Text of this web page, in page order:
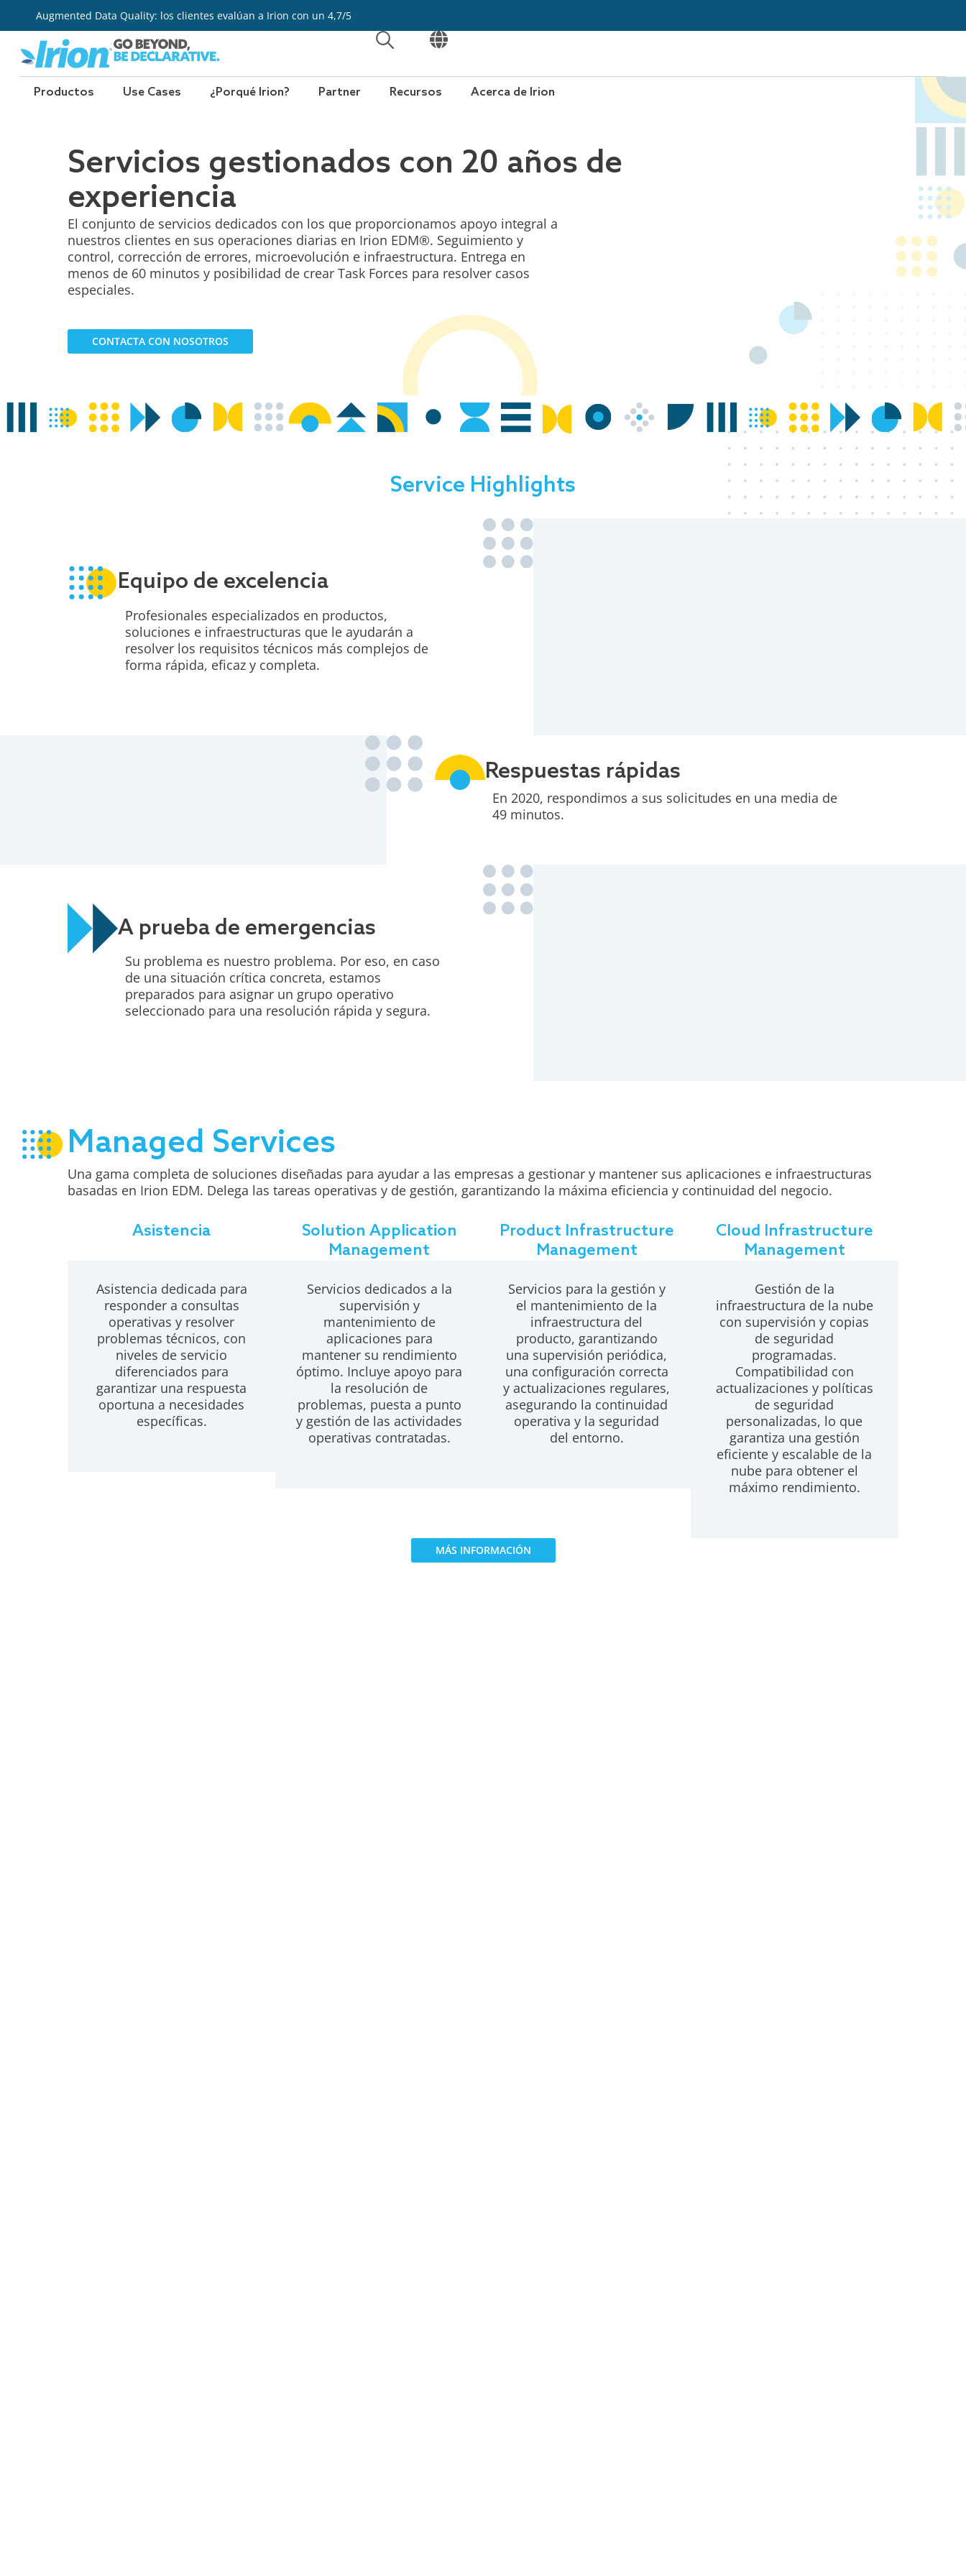
contenido
Augmented Data Quality: los clientes evalúan a Irion con un 4,7/5
ABRIR
ABRIR
Productos Use Cases ¿Porqué Irion? Partner Recursos Acerca de Irion
Servicios gestionados con 20 años de
experiencia
El conjunto de servicios dedicados con los que proporcionamos apoyo integral a
nuestros clientes en sus operaciones diarias en Irion EDM®. Seguimiento y
control, corrección de errores, microevolución e infraestructura. Entrega en
menos de 60 minutos y posibilidad de crear Task Forces para resolver casos
especiales.
CONTACTA CON NOSOTROS
Service Highlights
Equipo de excelencia
Profesionales especializados en productos,
soluciones e infraestructuras que le ayudarán a
resolver los requisitos técnicos más complejos de
forma rápida, eficaz y completa.
Respuestas rápidas
En 2020, respondimos a sus solicitudes en una media de
49 minutos.
A prueba de emergencias
Su problema es nuestro problema. Por eso, en caso
de una situación crítica concreta, estamos
preparados para asignar un grupo operativo
seleccionado para una resolución rápida y segura.
Managed Services
Una gama completa de soluciones diseñadas para ayudar a las empresas a gestionar y mantener sus aplicaciones e infraestructuras
basadas en Irion EDM. Delega las tareas operativas y de gestión, garantizando la máxima eficiencia y continuidad del negocio.
Asistencia
Solution Application
Management
Product Infrastructure
Management
Cloud Infrastructure
Management
Asistencia dedicada para
responder a consultas
operativas y resolver
problemas técnicos, con
niveles de servicio
diferenciados para
garantizar una respuesta
oportuna a necesidades
específicas.
Servicios dedicados a la
supervisión y
mantenimiento de
aplicaciones para
mantener su rendimiento
óptimo. Incluye apoyo para
la resolución de
problemas, puesta a punto
y gestión de las actividades
operativas contratadas.
Servicios para la gestión y
el mantenimiento de la
infraestructura del
producto, garantizando
una supervisión periódica,
una configuración correcta
y actualizaciones regulares,
asegurando la continuidad
operativa y la seguridad
del entorno.
Gestión de la
infraestructura de la nube
con supervisión y copias
de seguridad
programadas.
Compatibilidad con
actualizaciones y políticas
de seguridad
personalizadas, lo que
garantiza una gestión
eficiente y escalable de la
nube para obtener el
máximo rendimiento.
MÁS INFORMACIÓN